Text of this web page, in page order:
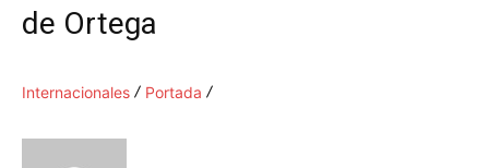
de Ortega
Internacionales Portada